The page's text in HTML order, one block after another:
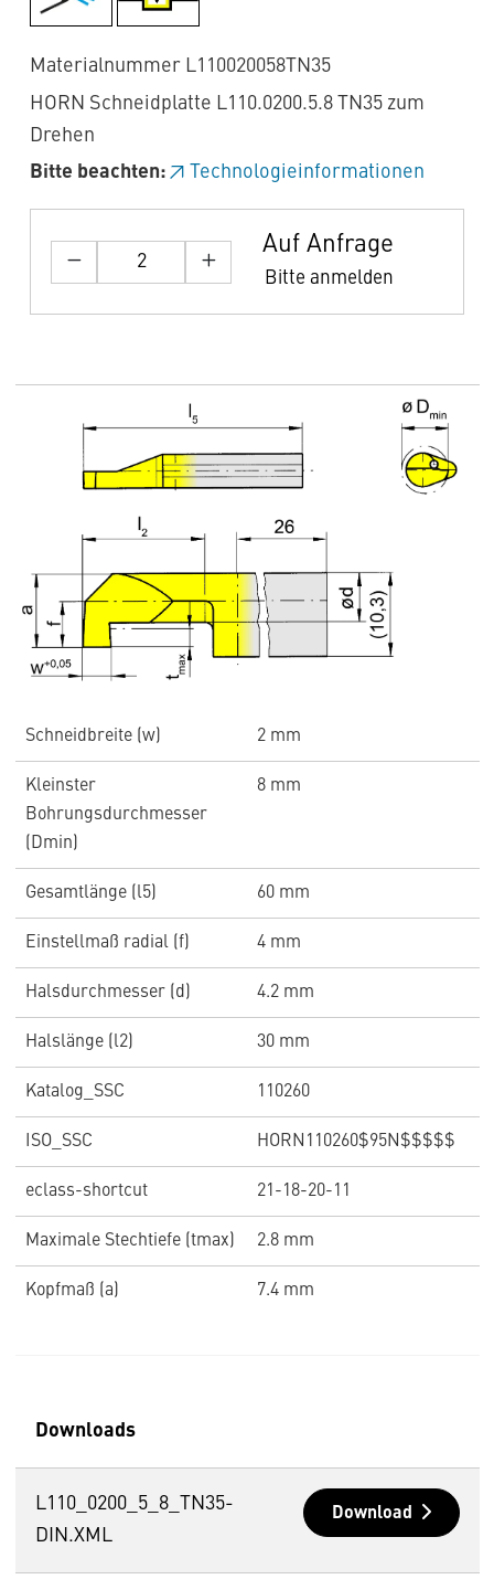
Materialnummer L110020058TN35
HORN Schneidplatte L110.0200.5.8 TN35 zum
Drehen
Bitte beachten:
Technologieinformationen
Auf Anfrage
Bitte anmelden
Schneidbreite (w) 2 mm
Kleinster
Bohrungsdurchmesser
(Dmin)
8 mm
Gesamtlänge (l5) 60 mm
Einstellmaß radial (f) 4 mm
Halsdurchmesser (d) 4.2 mm
Halslänge (l2) 30 mm
Katalog_SSC 110260
ISO_SSC HORN110260$95N$$$$$
eclass-shortcut 21-18-20-11
Maximale Stechtiefe (tmax) 2.8 mm
Kopfmaß (a) 7.4 mm
Downloads
L110_0200_5_8_TN35-
DIN.XML
Download